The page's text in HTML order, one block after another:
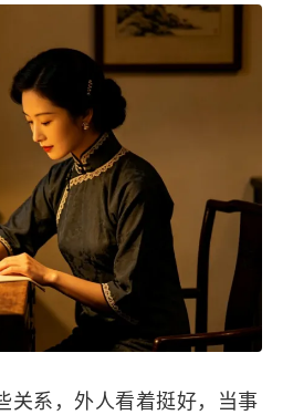
关系，外人看着挺好，当事